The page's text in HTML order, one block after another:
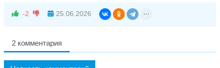
-2 25.06.2026
2 комментария